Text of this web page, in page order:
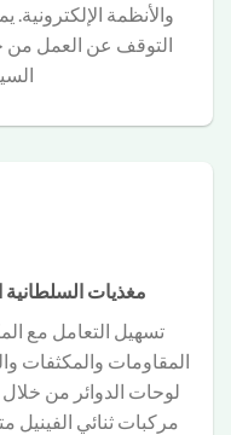
والأنظمة
التوقف عن العمل من
مغذيات السلطانية
تسهيل التعامل مع
المقاومات والمكثفات
لوحات الدوائر من خلال
مركبات ثنائي الفينيل